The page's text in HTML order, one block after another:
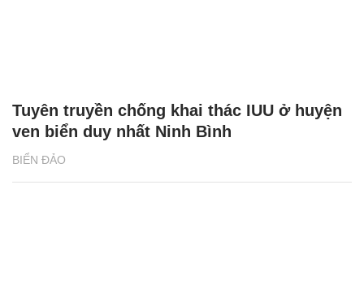
BIỂN ĐẢO
Tuyên truyền chống khai thác IUU ở huyện
ven biển duy nhất Ninh Bình